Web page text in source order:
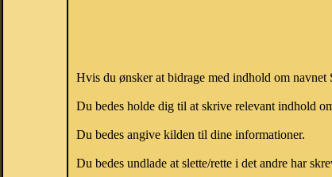
Hvis du ønsker at bidrage med indhold om
Du bedes holde dig til at skrive relevant indhold
Du bedes angive kilden til dine informationer.
Du bedes undlade at slette/rette i det andre har